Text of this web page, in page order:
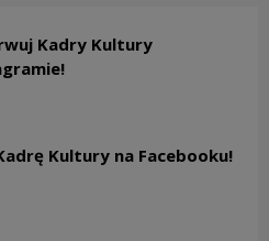
Kadry Kultury
otwarty w nowym oknie
Kultury na Facebooku!
otwarty w nowym oknie